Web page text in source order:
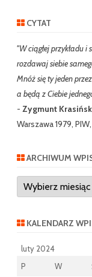
CYTAT
"W ciągłej przykładu i
rozdawaj siebie
Mnóż się ty jeden
a będą z Ciebie
- Zygmunt
Warszawa 1979,
ARCHIWUM
Archiwum
wpisów
KALENDARZ
luty 2024
P
W